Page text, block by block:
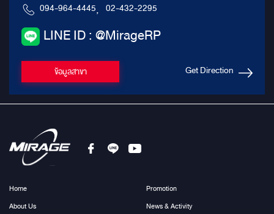
094-964-4445, 02-432-2295
LINE ID : @MirageRP
ข้อมูลสาขา Get Direction
Home
About Us
Promotion
News & Activity